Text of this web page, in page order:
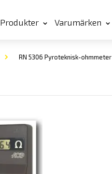
Produkter Varumärken
RN 5306 Pyroteknisk-ohmmeter